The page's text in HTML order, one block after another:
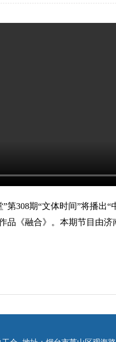
”第308期“文体时间”将播
《融合》。本期节目由济